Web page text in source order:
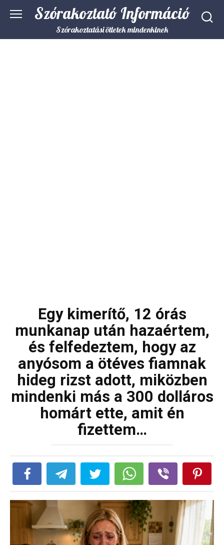
Szórakoztató Információ
Szórakoztatási ötletek mindenkinek
Egy kimerítő, 12 órás
munkanap után hazaértem,
és felfedeztem, hogy az
anyósom a ötéves fiamnak
hideg rizst adott, miközben
mindenki más a 300 dolláros
homárt ette, amit én
fizettem…